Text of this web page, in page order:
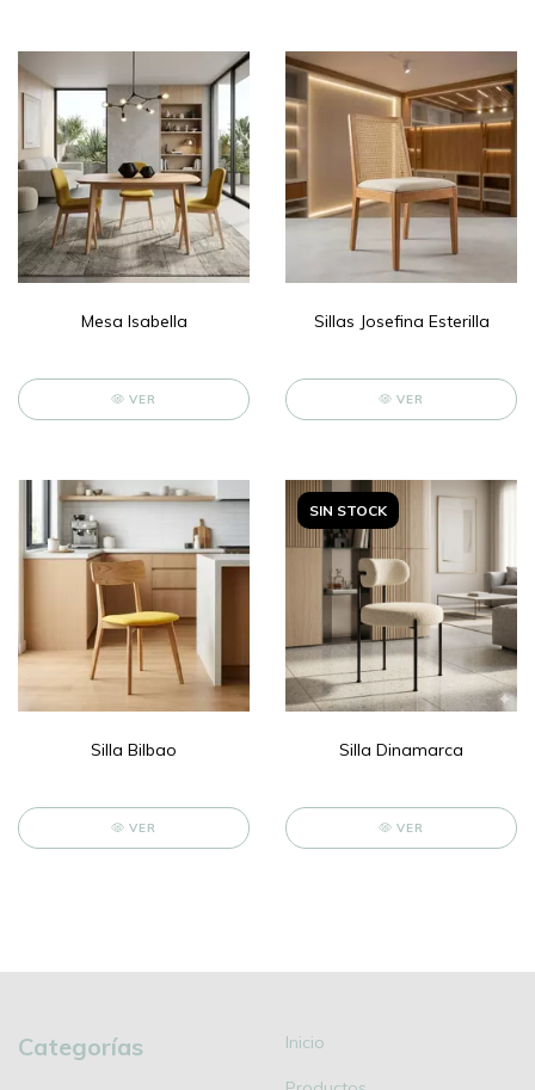
Mesa Isabella
VER
Sillas Josefina Esterilla
VER
Silla Bilbao
VER
SIN STOCK
Silla Dinamarca
VER
Categorías Inicio